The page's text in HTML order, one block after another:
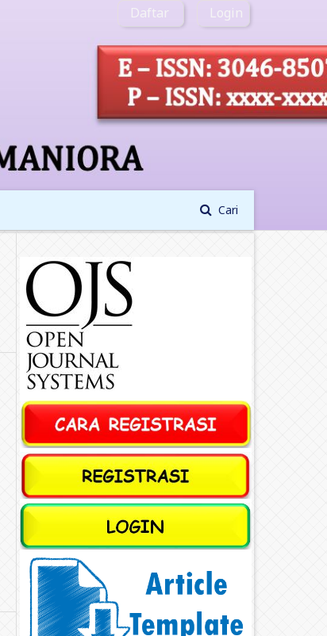
Cari
Daftar Login